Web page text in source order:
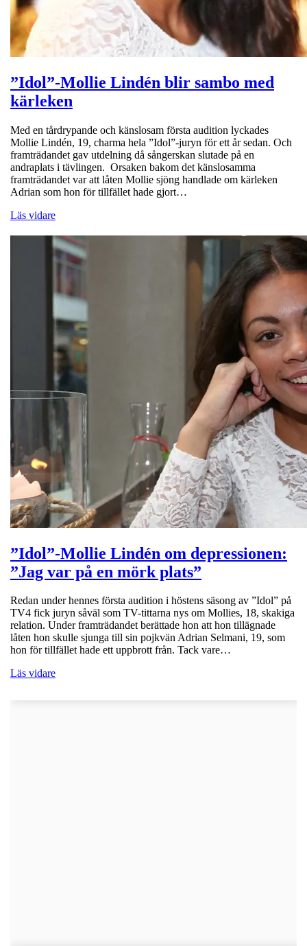
”Idol”-Mollie Lindén blir sambo med
kärleken
Med en tårdrypande och känslosam första audition lyckades
Mollie Lindén, 19, charma hela ”Idol”-juryn för ett år sedan. Och
framträdandet gav utdelning då sångerskan slutade på en
andraplats i tävlingen. Orsaken bakom det känslosamma
framträdandet var att låten Mollie sjöng handlade om kärleken
Adrian som hon för tillfället hade gjort…
Läs vidare
”Idol”-Mollie Lindén om depressionen:
”Jag var på en mörk plats”
Redan under hennes första audition i höstens säsong av ”Idol” på
TV4 fick juryn såväl som TV-tittarna nys om Mollies, 18, skakiga
relation. Under framträdandet berättade hon att hon tillägnade
låten hon skulle sjunga till sin pojkvän Adrian Selmani, 19, som
hon för tillfället hade ett uppbrott från. Tack vare…
Läs vidare